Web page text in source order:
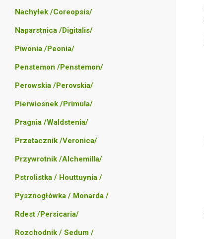
Nachyłek /Coreopsis/
Naparstnica /Digitalis/
Piwonia /Peonia/
Penstemon /Penstemon/
Perowskia /Perovskia/
Pierwiosnek /Primula/
Pragnia /Waldstenia/
Przetacznik /Veronica/
Przywrotnik /Alchemilla/
Pstrolistka / Houttuynia /
Pysznogłówka / Monarda /
Rdest /Persicaria/
Rozchodnik / Sedum /